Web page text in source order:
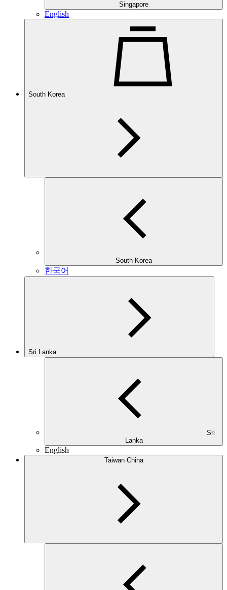
Singapore
English
South Korea
South Korea
한국어
Sri Lanka
Lanka
English
Taiwan China